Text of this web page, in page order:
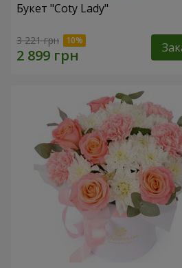
Букет "Coty Lady"
3 221 грн